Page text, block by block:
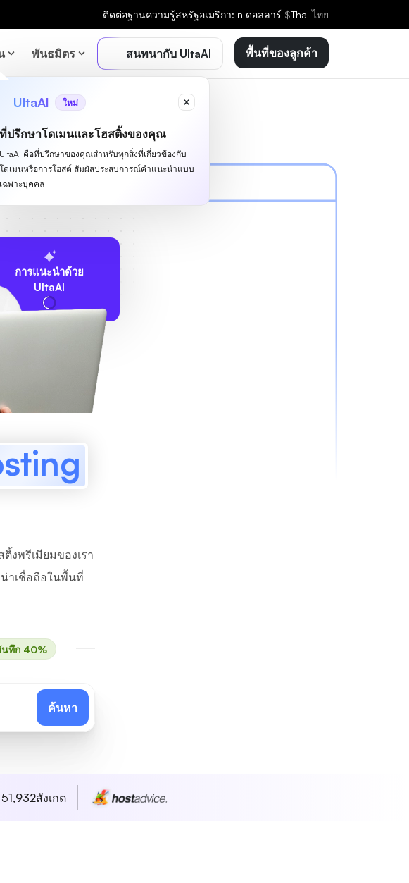
ติดต่อฐานความรู้สหรัฐอเมริกา: n ดอลลาร์ $Thaiไทย
พันธมิตร สนทนากับ UltaAI
UltaAI ใหม่
ที่ปรึกษาโดเมนและโฮสติ้งของคุณ
UltaAI คือที่ปรึกษาของคุณสำหรับทุกสิ่งที่เกี่ยวข้องกับ
โดเมนหรือการโฮสต์ สัมผัสประสบการณ์คำแนะนำแบบ
เฉพาะบุคคล
พื้นที่ของลูกค้า
การแนะนำด้วย
UltaAI
งพรีเมียมของเรา
าเชื่อถือในพื้นที่
ทึก 40%
ค้นหา
1,932สังเกต